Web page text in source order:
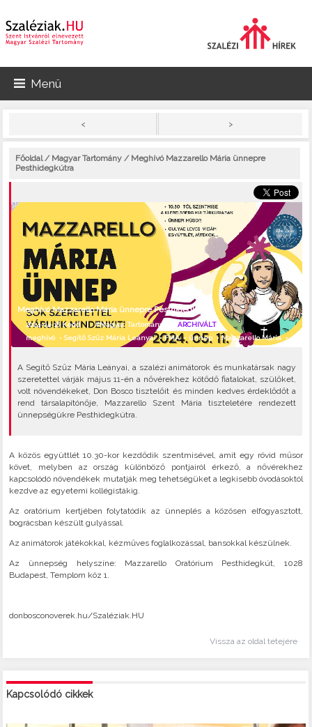
Menü
< >
Főoldal/ Magyar Tartomány / Meghívó Mazzarello Mária ünnepre
Pesthidegkútra
Meghívó Mazzarello Mária ünnepre Pesthidegkútra
2024-04-16 Kedd |#Magyar Tartomány |ARCHIVÁLT
meghívó•Segítő Szűz Mária Leányai•FMA• ünnep•Mazzarello Mária•
A Segítő Szűz Mária Leányai, a szalézi animátorok és munkatársak nagy
szeretettel várják május 11-én a nővérekhez kötődő fiatalokat, szülőket,
volt növendékeket, Don Bosco tisztelőit és minden kedves érdeklődőt a
rend társalapítónője, Mazzarello Szent Mária tiszteletére rendezett
ünnepségükre Pesthidegkútra.
A közös együttlét 10.30-kor kezdődik szentmisével, amit egy rövid műsor
követ, melyben az ország különböző pontjairól érkező, a nővérekhez
kapcsolódó növendékek mutatják meg tehetségüket a legkisebb óvodásoktól
kezdve az egyetemi kollégistákig.
Az oratórium kertjében folytatódik az ünneplés a közösen elfogyasztott,
bográcsban készült gulyással.
Az animátorok játékokkal, kézműves foglalkozással, bansokkal készülnek.
Az ünnepség helyszíne: Mazzarello Oratórium Pesthidegkút, 1028
Budapest, Templom köz 1.
donbosconoverek.hu/Szaléziak.HU
Vissza az oldal tetejére
Kapcsolódó cikkek